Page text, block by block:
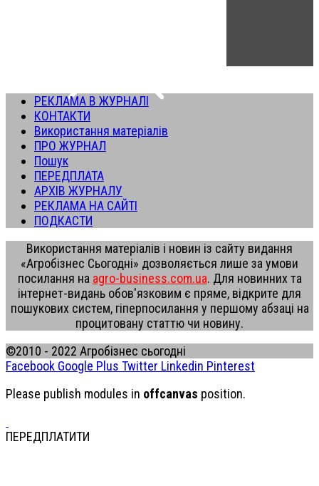
РЕКЛАМА В ЖУРНАЛІ
КОНТАКТИ
Використання матеріалів
ПРО ЖУРНАЛ
Пошук
ПЕРЕДПЛАТА
АРХІВ ЖУРНАЛУ
РЕКЛАМА НА САЙТІ
ПОДКАСТИ
Використання матеріалів і новин із сайту видання
«Агробізнес Сьогодні» дозволяється лише за умови
посилання на agro-business.com.ua. Для новинних та
інтернет-видань обов'язковим є пряме, відкрите для
пошукових систем, гіперпосилання у першому абзаці на
процитовану статтю чи новину.
©2010 - 2022 Агробізнес сьогодні
Facebook Google Plus Twitter Linkedin Pinterest
Please publish modules in offcanvas position.
ПЕРЕДПЛАТИТИ